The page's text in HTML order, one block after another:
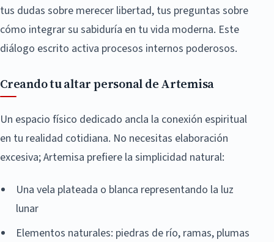
tus dudas sobre merecer libertad, tus preguntas sobre
cómo integrar su sabiduría en tu vida moderna. Este
diálogo escrito activa procesos internos poderosos.
Creando tu altar personal de Artemisa
Un espacio físico dedicado ancla la conexión espiritual
en tu realidad cotidiana. No necesitas elaboración
excesiva; Artemisa prefiere la simplicidad natural:
Una vela plateada o blanca representando la luz
lunar
Elementos naturales: piedras de río, ramas, plumas